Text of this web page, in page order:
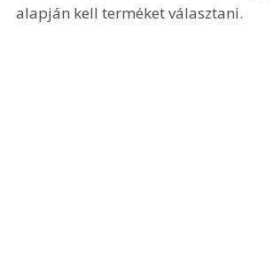
alapján kell terméket választani.